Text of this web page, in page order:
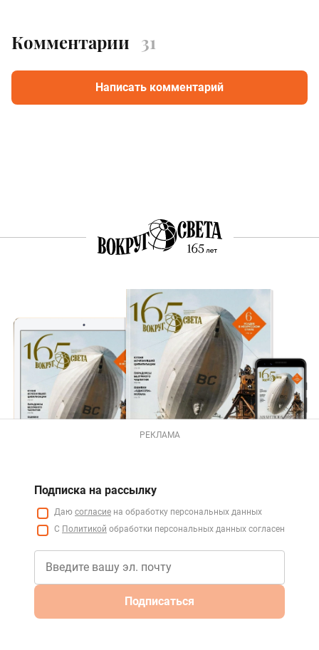
Комментарии 31
Написать комментарий
РЕКЛАМА
Подписка на рассылку
Даю согласие на обработку персональных данных
С Политикой обработки персональных данных согласен
Подписаться